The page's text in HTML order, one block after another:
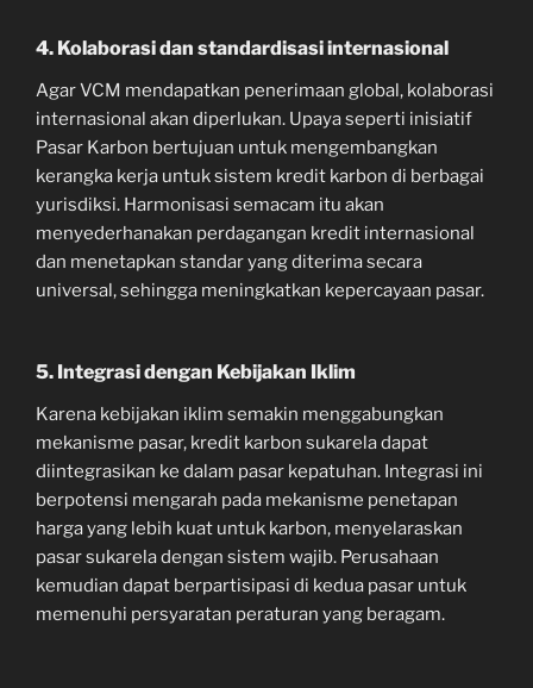
4. Kolaborasi dan standardisasi internasional
Agar VCM mendapatkan penerimaan global, kolaborasi
internasional akan diperlukan. Upaya seperti inisiatif
Pasar Karbon bertujuan untuk mengembangkan
kerangka kerja untuk sistem kredit karbon di berbagai
yurisdiksi. Harmonisasi semacam itu akan
menyederhanakan perdagangan kredit internasional
dan menetapkan standar yang diterima secara
universal, sehingga meningkatkan kepercayaan pasar.
5. Integrasi dengan Kebijakan Iklim
Karena kebijakan iklim semakin menggabungkan
mekanisme pasar, kredit karbon sukarela dapat
diintegrasikan ke dalam pasar kepatuhan. Integrasi ini
berpotensi mengarah pada mekanisme penetapan
harga yang lebih kuat untuk karbon, menyelaraskan
pasar sukarela dengan sistem wajib. Perusahaan
kemudian dapat berpartisipasi di kedua pasar untuk
memenuhi persyaratan peraturan yang beragam.